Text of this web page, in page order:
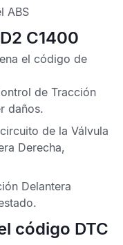
ABS
C1400
el código de
de Tracción
daños.
de la Válvula
Derecha,
Delantera
código DTC